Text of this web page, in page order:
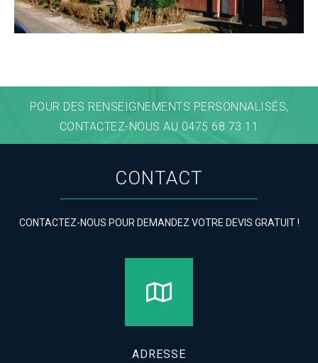
POUR DES RENSEIGNEMENTS PERSONNALISÉS,
CONTACTEZ-NOUS AU 0475 68 73 11
CONTACT
CONTACTEZ-NOUS POUR DEMANDEZ VOTRE DEVIS GRATUIT !
ADRESSE